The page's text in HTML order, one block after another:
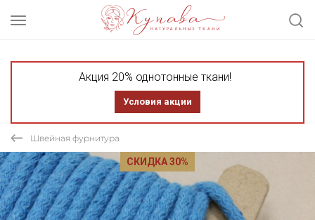
Акция 20% однотонные ткани!
Условия акции
Швейная фурнитура
СКИДКА 30%